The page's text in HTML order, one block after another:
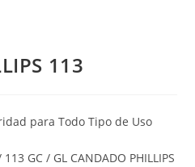
113
para Todo Tipo de Uso
GC / GL CANDADO PHILLIPS